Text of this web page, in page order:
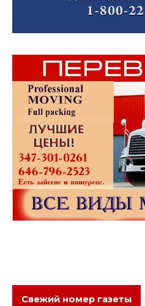
Свежий номер газеты